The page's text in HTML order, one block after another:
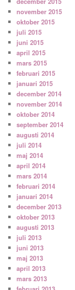
november 2015
oktober 2015
juli 2015
juni 2015
april 2015
mars 2015
februari 2015
januari 2015
december 2014
november 2014
oktober 2014
september 2014
augusti 2014
juli 2014
maj 2014
april 2014
mars 2014
februari 2014
januari 2014
december 2013
oktober 2013
augusti 2013
juli 2013
juni 2013
maj 2013
april 2013
mars 2013